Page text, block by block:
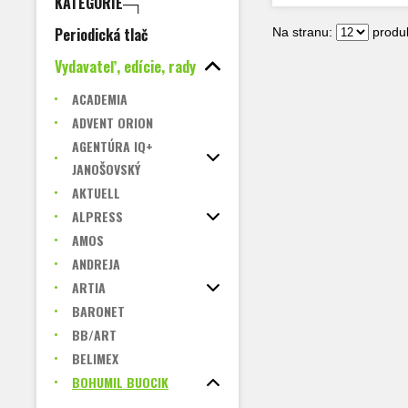
Periodická tlač
Vydavateľ, edície, rady
ACADEMIA
ADVENT ORION
AGENTÚRA IQ+
JANOŠOVSKÝ
AKTUELL
ALPRESS
AMOS
ANDREJA
ARTIA
BARONET
BB/ART
BELIMEX
BOHUMIL BUOCIK
Na stranu: